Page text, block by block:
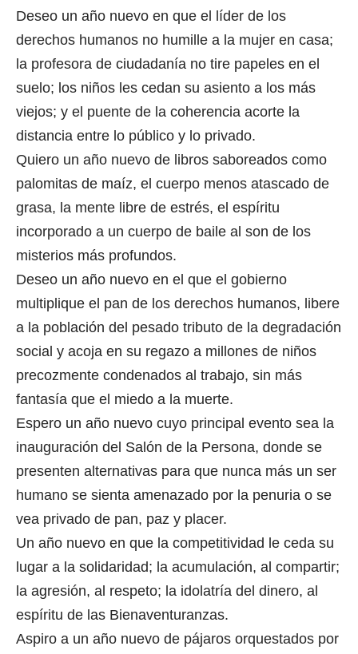
Deseo un año nuevo en que el líder de los
derechos humanos no humille a la mujer en casa;
la profesora de ciudadanía no tire papeles en el
suelo; los niños les cedan su asiento a los más
viejos; y el puente de la coherencia acorte la
distancia entre lo público y lo privado.
Quiero un año nuevo de libros saboreados como
palomitas de maíz, el cuerpo menos atascado de
grasa, la mente libre de estrés, el espíritu
incorporado a un cuerpo de baile al son de los
misterios más profundos.
Deseo un año nuevo en el que el gobierno
multiplique el pan de los derechos humanos, libere
a la población del pesado tributo de la degradación
social y acoja en su regazo a millones de niños
precozmente condenados al trabajo, sin más
fantasía que el miedo a la muerte.
Espero un año nuevo cuyo principal evento sea la
inauguración del Salón de la Persona, donde se
presenten alternativas para que nunca más un ser
humano se sienta amenazado por la penuria o se
vea privado de pan, paz y placer.
Un año nuevo en que la competitividad le ceda su
lugar a la solidaridad; la acumulación, al compartir;
la agresión, al respeto; la idolatría del dinero, al
espíritu de las Bienaventuranzas.
Aspiro a un año nuevo de pájaros orquestados por